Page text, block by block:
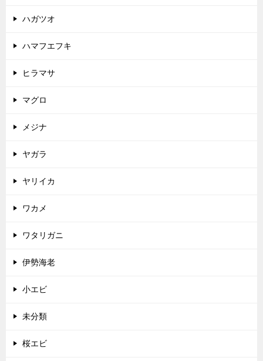
ハガツオ
ハマフエフキ
ヒラマサ
マグロ
メジナ
ヤガラ
ヤリイカ
ワカメ
ワタリガニ
伊勢海老
小エビ
未分類
桜エビ